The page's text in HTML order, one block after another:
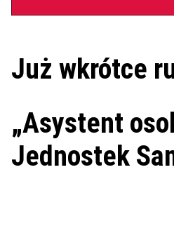
Już wkrótce
„Asystent
Jednostek